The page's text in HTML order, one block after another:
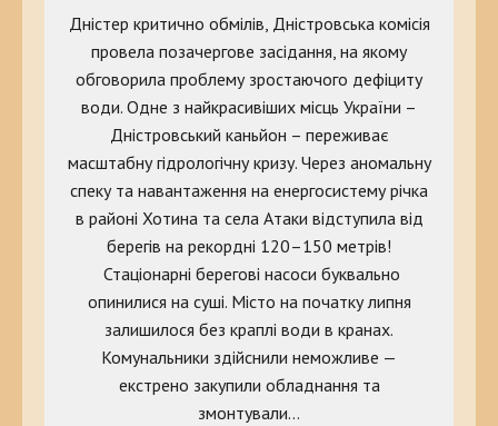
Дністер критично обмілів, Дністровська комісія
провела позачергове засідання, на якому
обговорила проблему зростаючого дефіциту
води. Одне з найкрасивіших місць України –
Дністровський каньйон – переживає
масштабну гідрологічну кризу. Через аномальну
спеку та навантаження на енергосистему річка
в районі Хотина та села Атаки відступила від
берегів на рекордні 120–150 метрів!
Стаціонарні берегові насоси буквально
опинилися на суші. Місто на початку липня
залишилося без краплі води в кранах.
Комунальники здійснили неможливе —
екстрено закупили обладнання та
змонтували…